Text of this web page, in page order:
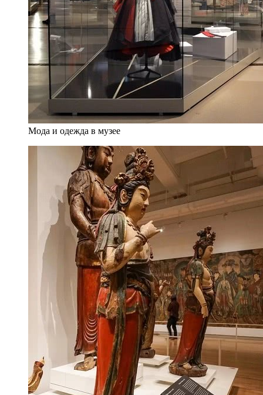
Мода и одежда в музее